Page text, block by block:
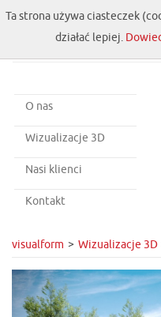
O nas
Wizualizacje 3D
Nasi klienci
Kontakt
visualform Wizualizacje 3D
Ta strona używa ciasteczek
działać lepiej.